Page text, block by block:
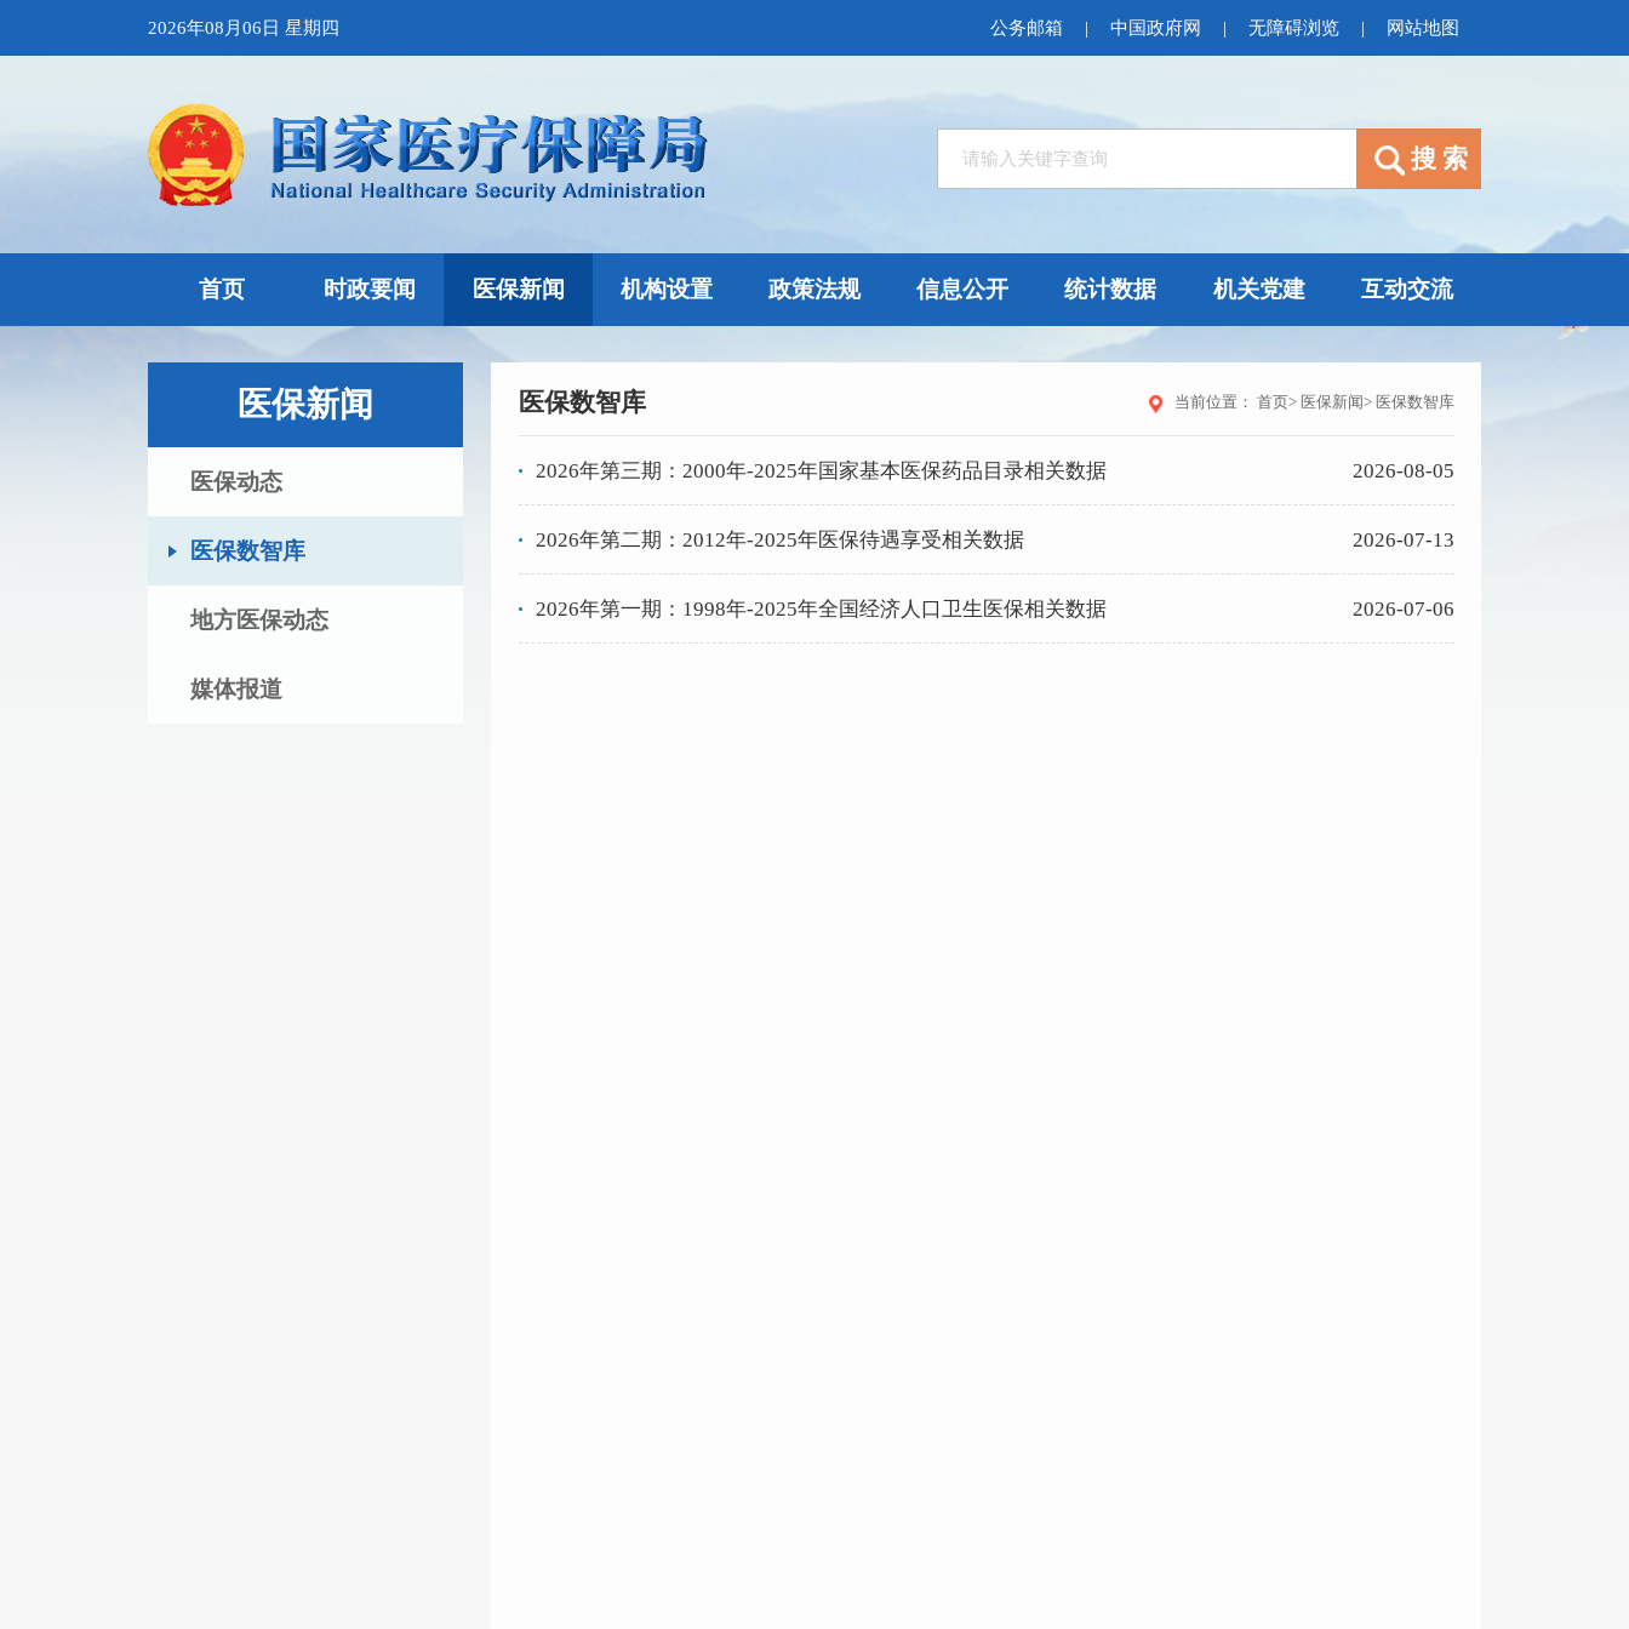
2026年08月06日 星期四 公务邮箱 | 中国政府网 | 无障碍浏览 | 网站地图
首页 时政要闻 医保新闻 机构设置 政策法规 信息公开 统计数据 机关党建 互动交流
医保新闻
医保动态
医保数智库
地方医保动态
媒体报道
医保数智库 当前位置： 首页> 医保新闻> 医保数智库
2026年第三期：2000年-2025年国家基本医保药品目录相关数据 2026-08-05
2026年第二期：2012年-2025年医保待遇享受相关数据 2026-07-13
2026年第一期：1998年-2025年全国经济人口卫生医保相关数据 2026-07-06